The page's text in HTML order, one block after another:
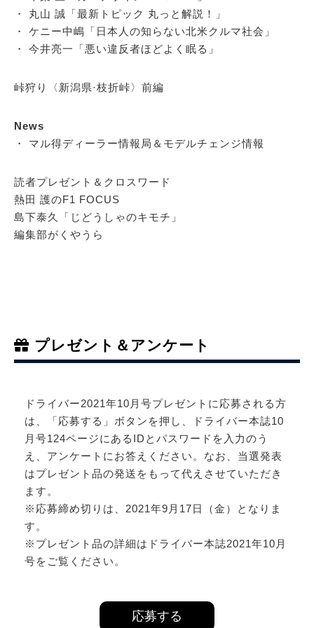
・ 丸山 誠「最新トピック 丸っと解説！」
・ ケニー中嶋「日本人の知らない北米クルマ社会」
・ 今井亮一「悪い違反者ほどよく眠る」
峠狩り〈新潟県·枝折峠〉前編
News
・ マル得ディーラー情報局＆モデルチェンジ情報
読者プレゼント＆クロスワード
熱田 護のF1 FOCUS
島下泰久「じどうしゃのキモチ」
編集部がくやうら
プレゼント＆アンケート
ドライバー2021年10月号プレゼントに応募される方
は、「応募する」ボタンを押し、ドライバー本誌10
月号124ページにあるIDとパスワードを入力のう
え、アンケートにお答えください。なお、当選発表
はプレゼント品の発送をもって代えさせていただき
ます。
※応募締め切りは、2021年9月17日（金）となりま
す。
※プレゼント品の詳細はドライバー本誌2021年10月
号をご覧ください。
応募する